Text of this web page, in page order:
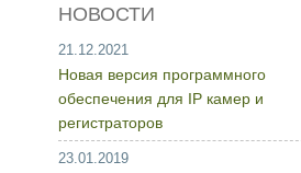
НОВОСТИ
21.12.2021
Новая версия программного
обеспечения для IP камер и
регистраторов
23.01.2019